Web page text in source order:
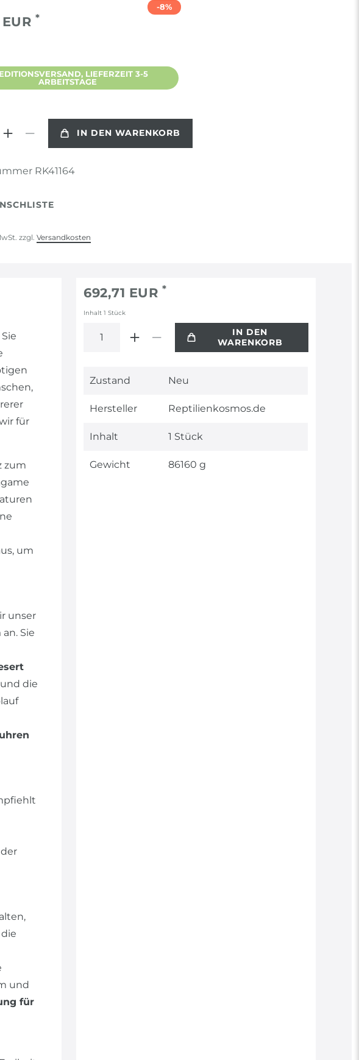
*
-8%
LIEFERZEIT 3-5
ARBEITSTAGE
IN DEN WARENKORB
RK41164
zzgl. Versandkosten
für
zum
um
unser
Sie
die
und
für
692,71 EUR *
Inhalt1Stück
IN DEN
WARENKORB
Technisches
Wert
Zustand Neu
Hersteller Reptilienkosmos.de
Inhalt 1 Stück
Gewicht 86160 g